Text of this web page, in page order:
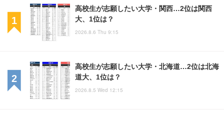
高校生が志願したい大学・関西…2位は関西
大、1位は？
2026.8.6 Thu 9:15
高校生が志願したい大学・北海道…2位は北海
道大、1位は？
2026.8.5 Wed 12:15